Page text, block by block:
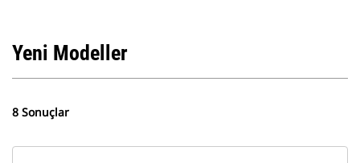
Yeni Modeller
8 Sonuçlar